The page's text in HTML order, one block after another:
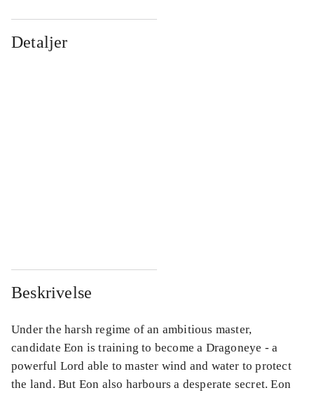
Detaljer
Beskrivelse
Under the harsh regime of an ambitious master,
candidate Eon is training to become a Dragoneye - a
powerful Lord able to master wind and water to protect
the land. But Eon also harbours a desperate secret. Eon